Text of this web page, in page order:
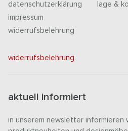
datenschutzerklärung
impressum
widerrufsbelehrung
lage &
widerrufsbelehrung
aktuell informiert
in unserem newsletter informieren